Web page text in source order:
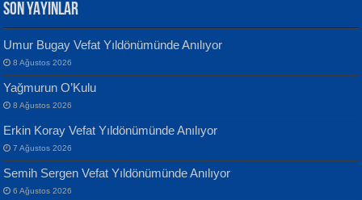
MUSTAFA KELOĞLU
Yarına İz Bırakmak...
Yılmaz Ekinci
Geceye Söylenen...
SON YAYINLAR
Umur Bugay Vefat Yıldönümünde Anılıyor
8 Ağustos 2026
Yağmurun O’Kulu
8 Ağustos 2026
Erkin Koray Vefat Yıldönümünde Anılıyor
7 Ağustos 2026
Semih Sergen Vefat Yıldönümünde Anılıyor
6 Ağustos 2026